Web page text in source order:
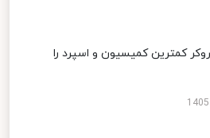
کمترین کمیسیون و اسپرد را